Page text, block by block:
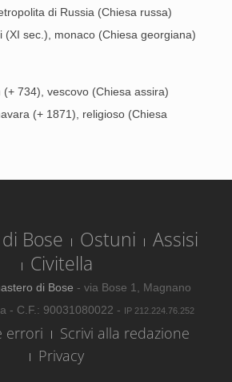
di Russia (Chiesa russa)
(XI sec.), monaco (Chiesa georgiana)
(+ 734), vescovo (Chiesa assira)
(+ 1871), religioso (Chiesa
Bose Ostuni
Assisi
Civitella
di Bose - via Bose 1, Magnano
- C.F.: 90031080022 - IP 212.224.76.252
errori
Scrivi alla redazione
Privacy